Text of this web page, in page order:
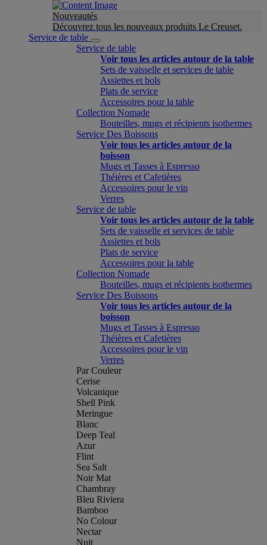
Nouveautés
Découvrez tous les nouveaux produits Le Creuset.
Service de table
Service de table
Voir tous les articles autour de la table
Sets de vaisselle et services de table
Assiettes et bols
Plats de service
Accessoires pour la table
Collection Nomade
Bouteilles, mugs et récipients isothermes
Service Des Boissons
Voir tous les articles autour de la
boisson
Mugs et Tasses à Espresso
Théières et Cafetières
Accessoires pour le vin
Verres
Service de table
Voir tous les articles autour de la table
Sets de vaisselle et services de table
Assiettes et bols
Plats de service
Accessoires pour la table
Collection Nomade
Bouteilles, mugs et récipients isothermes
Service Des Boissons
Voir tous les articles autour de la
boisson
Mugs et Tasses à Espresso
Théières et Cafetières
Accessoires pour le vin
Verres
Par Couleur
Cerise
Volcanique
Shell Pink
Meringue
Blanc
Deep Teal
Azur
Flint
Sea Salt
Noir Mat
Chambray
Bleu Riviera
Bamboo
No Colour
Nectar
Nuit